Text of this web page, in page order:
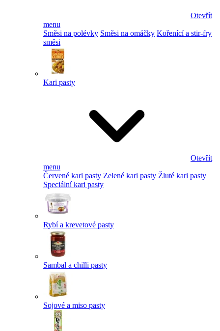
Otevřít
menu
Směsi na polévky Směsi na omáčky Kořenící a stir-fry
směsi
Kari pasty
Otevřít
menu
Červené kari pasty Zelené kari pasty Žluté kari pasty
Speciální kari pasty
Rybí a krevetové pasty
Sambal a chilli pasty
Sojové a miso pasty